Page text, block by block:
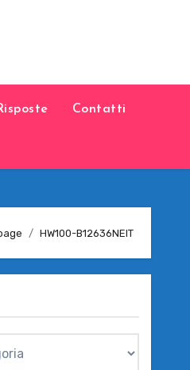
Contatti
HW100-B12636NEIT